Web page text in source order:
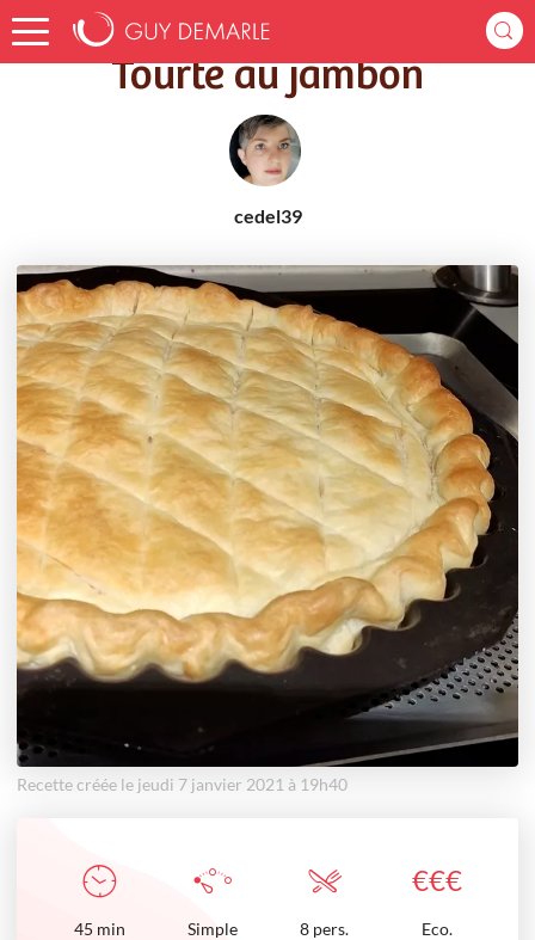
Accueil Recettes Tourte au jambon
Tourte au jambon
cedel39
Recette créée le jeudi 7 janvier 2021 à 19h40
€€€
45 min Simple 8 pers. Eco.